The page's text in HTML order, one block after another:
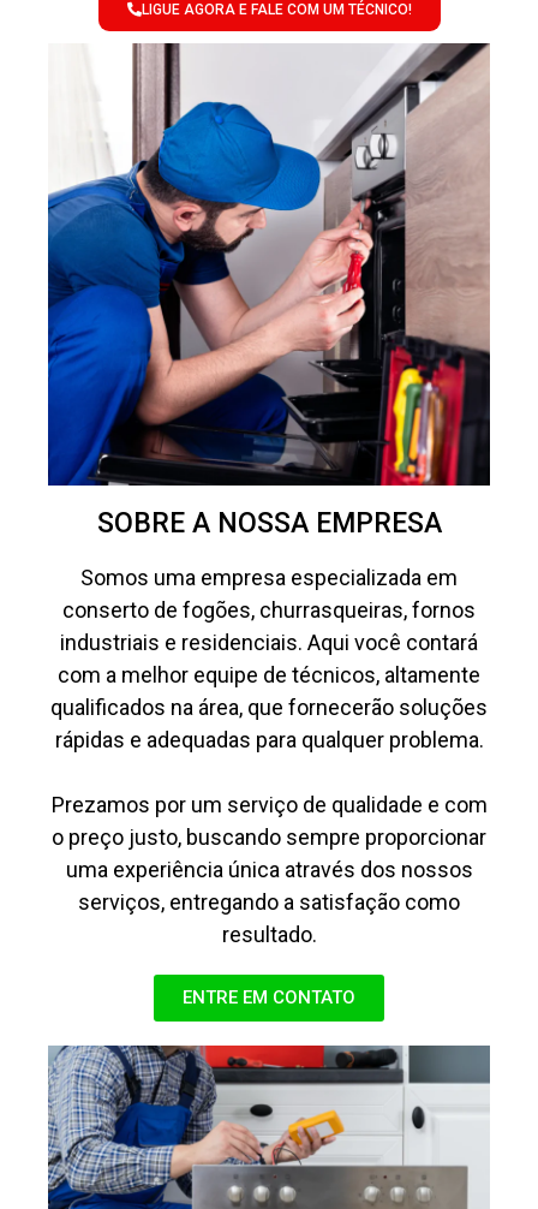
LIGUE AGORA E FALE COM UM TÉCNICO!
SOBRE A NOSSA EMPRESA
Somos uma empresa especializada em
conserto de fogões, churrasqueiras, fornos
industriais e residenciais. Aqui você contará
com a melhor equipe de técnicos, altamente
qualificados na área, que fornecerão soluções
rápidas e adequadas para qualquer problema.
Prezamos por um serviço de qualidade e com
o preço justo, buscando sempre proporcionar
uma experiência única através dos nossos
serviços, entregando a satisfação como
resultado.
ENTRE EM CONTATO